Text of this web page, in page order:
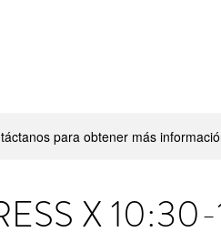
para obtener más
X